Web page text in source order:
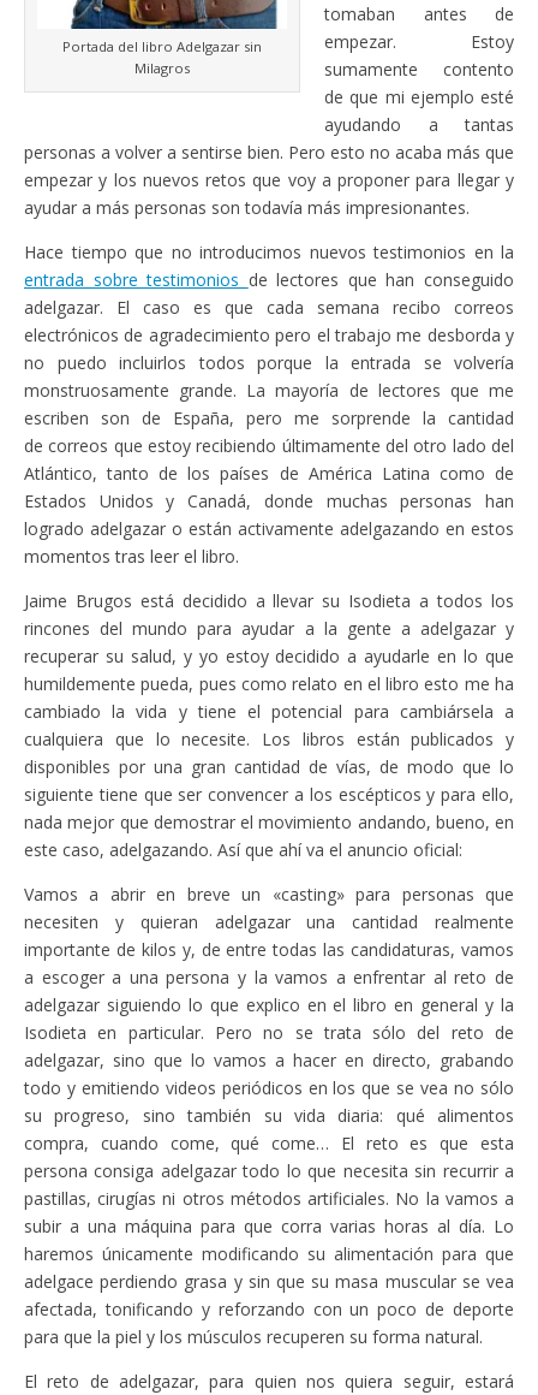
Portada del libro Adelgazar sin
Milagros
tomaban antes de
empezar. Estoy
sumamente contento
de que mi ejemplo esté
ayudando a tantas
personas a volver a sentirse bien. Pero esto no acaba más que
empezar y los nuevos retos que voy a proponer para llegar y
ayudar a más personas son todavía más impresionantes.
Hace tiempo que no introducimos nuevos testimonios en la
entrada sobre testimonios de lectores que han conseguido
adelgazar. El caso es que cada semana recibo correos
electrónicos de agradecimiento pero el trabajo me desborda y
no puedo incluirlos todos porque la entrada se volvería
monstruosamente grande. La mayoría de lectores que me
escriben son de España, pero me sorprende la cantidad
de correos que estoy recibiendo últimamente del otro lado del
Atlántico, tanto de los países de América Latina como de
Estados Unidos y Canadá, donde muchas personas han
logrado adelgazar o están activamente adelgazando en estos
momentos tras leer el libro.
Jaime Brugos está decidido a llevar su Isodieta a todos los
rincones del mundo para ayudar a la gente a adelgazar y
recuperar su salud, y yo estoy decidido a ayudarle en lo que
humildemente pueda, pues como relato en el libro esto me ha
cambiado la vida y tiene el potencial para cambiársela a
cualquiera que lo necesite. Los libros están publicados y
disponibles por una gran cantidad de vías, de modo que lo
siguiente tiene que ser convencer a los escépticos y para ello,
nada mejor que demostrar el movimiento andando, bueno, en
este caso, adelgazando. Así que ahí va el anuncio oficial:
Vamos a abrir en breve un «casting» para personas que
necesiten y quieran adelgazar una cantidad realmente
importante de kilos y, de entre todas las candidaturas, vamos
a escoger a una persona y la vamos a enfrentar al reto de
adelgazar siguiendo lo que explico en el libro en general y la
Isodieta en particular. Pero no se trata sólo del reto de
adelgazar, sino que lo vamos a hacer en directo, grabando
todo y emitiendo videos periódicos en los que se vea no sólo
su progreso, sino también su vida diaria: qué alimentos
compra, cuando come, qué come… El reto es que esta
persona consiga adelgazar todo lo que necesita sin recurrir a
pastillas, cirugías ni otros métodos artificiales. No la vamos a
subir a una máquina para que corra varias horas al día. Lo
haremos únicamente modificando su alimentación para que
adelgace perdiendo grasa y sin que su masa muscular se vea
afectada, tonificando y reforzando con un poco de deporte
para que la piel y los músculos recuperen su forma natural.
El reto de adelgazar, para quien nos quiera seguir, estará